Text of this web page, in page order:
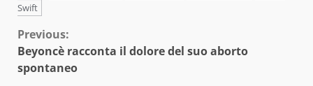
Swift
Continue
Reading
Previous:
Beyoncè racconta il dolore del suo aborto
spontaneo